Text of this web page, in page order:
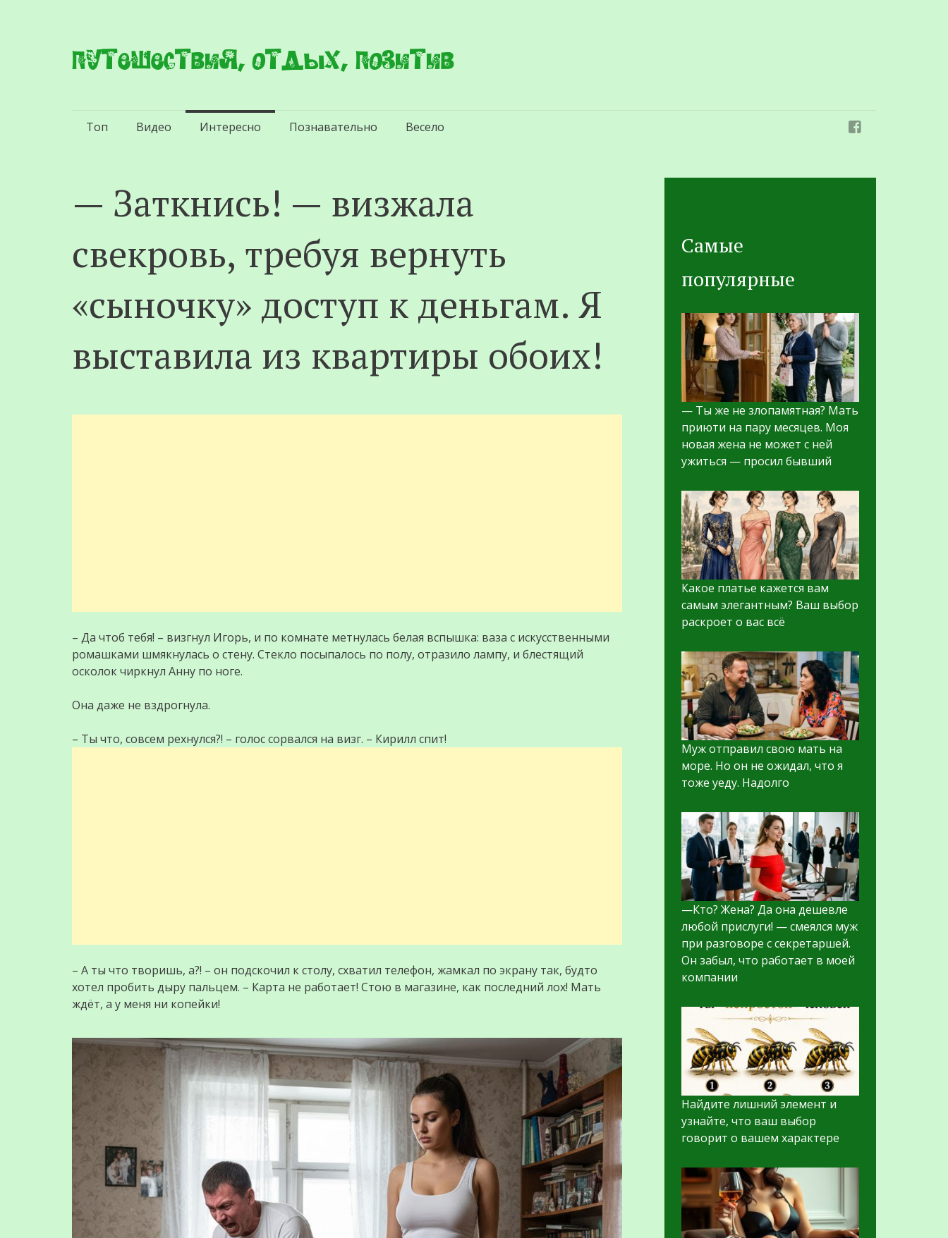
Путешествия, отдых, позитив
Перейти
Топ Видео Интересно Познавательно Весело
— Заткнись! — визжала
свекровь, требуя вернуть
«сыночку» доступ к деньгам. Я
выставила из квартиры обоих!
– Да чтоб тебя! – визгнул Игорь, и по комнате метнулась белая вспышка: ваза с искусственными
ромашками шмякнулась о стену. Стекло посыпалось по полу, отразило лампу, и блестящий
осколок чиркнул Анну по ноге.
Она даже не вздрогнула.
– Ты что, совсем рехнулся?! – голос сорвался на визг. – Кирилл спит!
– А ты что творишь, а?! – он подскочил к столу, схватил телефон, жамкал по экрану так, будто
хотел пробить дыру пальцем. – Карта не работает! Стою в магазине, как последний лох! Мать
ждёт, а у меня ни копейки!
Самые
популярные
— Ты же не злопамятная? Мать
приюти на пару месяцев. Моя
новая жена не может с ней
ужиться — просил бывший
Какое платье кажется вам
самым элегантным? Ваш выбор
раскроет о вас всё
Муж отправил свою мать на
море. Но он не ожидал, что я
тоже уеду. Надолго
—Кто? Жена? Да она дешевле
любой прислуги! — смеялся муж
при разговоре с секретаршей.
Он забыл, что работает в моей
компании
Найдите лишний элемент и
узнайте, что ваш выбор
говорит о вашем характере